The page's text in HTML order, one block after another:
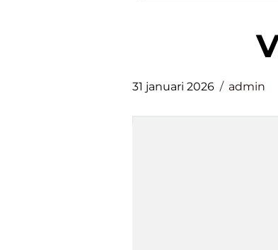
31 januari 2026 admin